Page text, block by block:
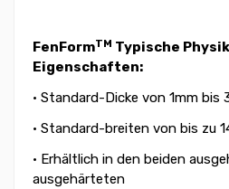
FenFormTM Typische
Eigenschaften:
• Standard-Dicke von 1mm bis
• Standard-breiten von bis zu
• Erhältlich in den beiden
ausgehärteten